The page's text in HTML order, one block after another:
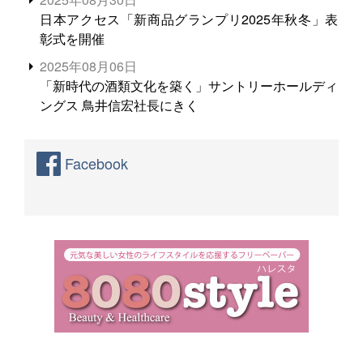
日本アクセス「新商品グランプリ2025年秋冬」表
彰式を開催
2025年08月06日
「新時代の酒類文化を築く」サントリーホールディ
ングス 鳥井信宏社長にきく
Facebook